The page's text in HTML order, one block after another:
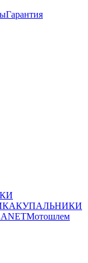
Гарантия
КУПАЛЬНИКИ
Мотошлем